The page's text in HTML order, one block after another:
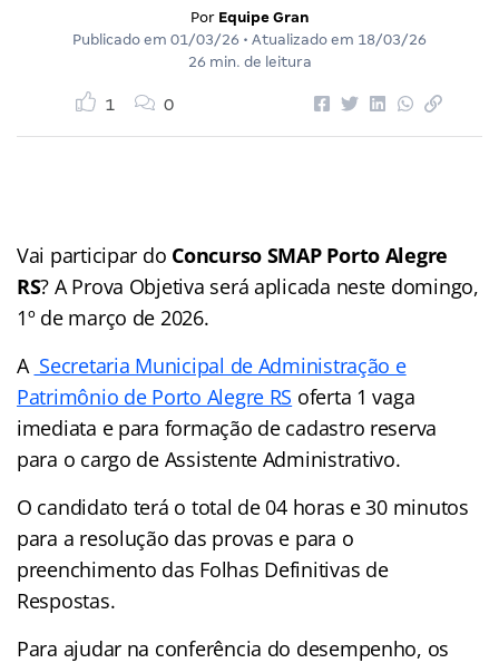
Por Equipe Gran
Publicado em 01/03/26 • Atualizado em 18/03/26
26 min. de leitura
1 0
Vai participar do Concurso SMAP Porto Alegre
RS? A Prova Objetiva será aplicada neste domingo,
1º de março de 2026.
A Secretaria Municipal de Administração e
Patrimônio de Porto Alegre RS oferta 1 vaga
imediata e para formação de cadastro reserva
para o cargo de Assistente Administrativo.
O candidato terá o total de 04 horas e 30 minutos
para a resolução das provas e para o
preenchimento das Folhas Definitivas de
Respostas.
Para ajudar na conferência do desempenho, os